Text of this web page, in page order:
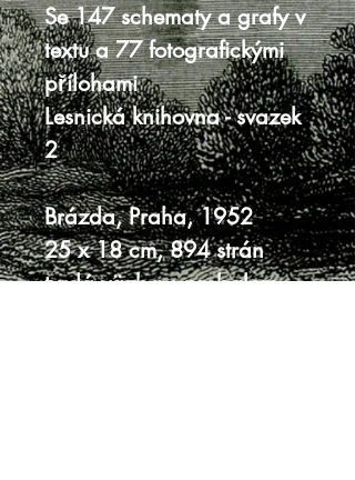
Se 147 schematy a grafy v
textu a 77 fotografickými
přílohami
Lesnická knihovna - svazek
2
Brázda, Praha, 1952
25 x 18 cm, 894 strán
tvrdá väzba s prebalom